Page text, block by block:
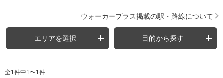
ウォーカープラス掲載の駅・路線について
エリアを選択 目的から探す
全1件中1〜1件